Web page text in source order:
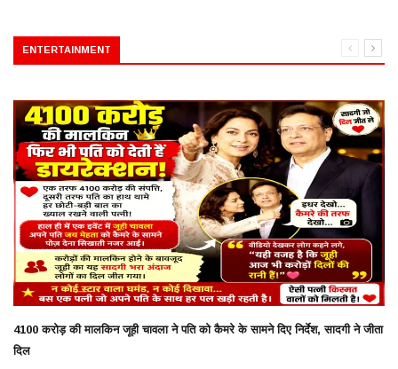
ENTERTAINMENT
4100 करोड़ की मालकिन जूही चावला ने पति को कैमरे के सामने दिए निर्देश, सादगी ने जीता
दिल